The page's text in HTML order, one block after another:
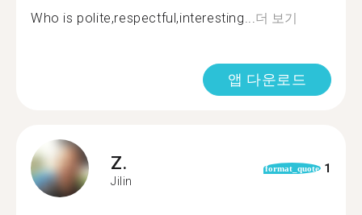
Who is polite,respectful,interesting...더 보기
앱 다운로드
Z.
Jilin
format_quote 1